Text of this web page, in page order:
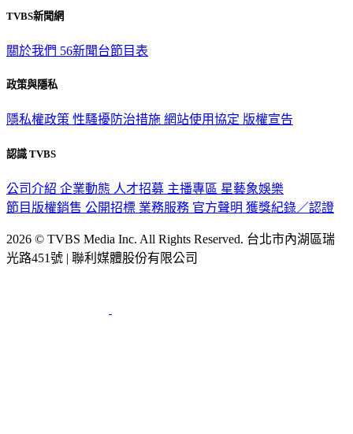
TVBS新聞網
關於我們 56新聞台節目表
政策與隱私
隱私權政策 性騷擾防治措施 網站使用協定 版權宣告
認識 TVBS
公司介紹 企業動態 人才招募 主播專區 星藝象娛樂
節目版權銷售 公開招標 業務服務 官方聲明 獲獎紀錄／認證
2026 © TVBS Media Inc. All Rights Reserved. 台北市內湖區瑞
光路451號 | 聯利媒體股份有限公司